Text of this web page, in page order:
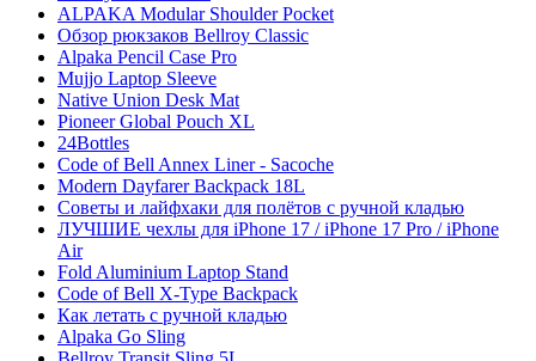
ALPAKA Modular Shoulder Pocket
Обзор рюкзаков Bellroy Classic
Alpaka Pencil Case Pro
Mujjo Laptop Sleeve
Native Union Desk Mat
Pioneer Global Pouch XL
24Bottles
Code of Bell Annex Liner - Sacoche
Modern Dayfarer Backpack 18L
Советы и лайфхаки для полётов с ручной кладью
ЛУЧШИЕ чехлы для iPhone 17 / iPhone 17 Pro / iPhone
Air
Fold Aluminium Laptop Stand
Code of Bell X-Type Backpack
Как летать с ручной кладью
Alpaka Go Sling